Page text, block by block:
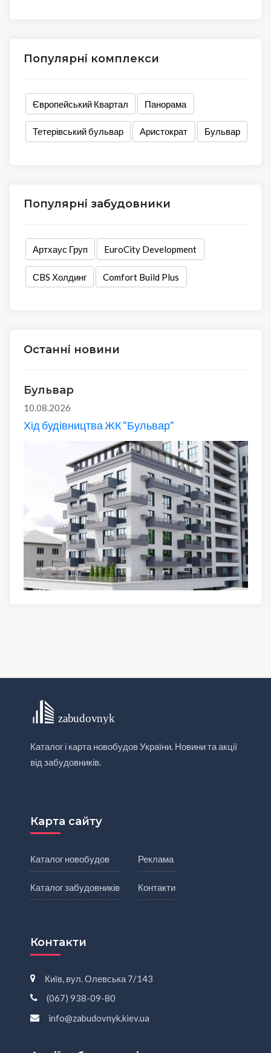
Популярні комплекси
Європейський Квартал Панорама
Тетерівський бульвар Аристократ Бульвар
Популярні забудовники
Артхаус Груп EuroCity Development
СBS Холдинг Comfort Build Plus
Останні новини
Бульвар
10.08.2026
Хід будівництва ЖК "Бульвар"
Каталог і карта новобудов України. Новини та акції
від забудовників.
Карта сайту
Каталог новобудов
Каталог забудовників
Реклама
Контакти
Контакти
Київ, вул. Олевська 7/143
(067) 938-09-80
info@zabudovnyk.kiev.ua